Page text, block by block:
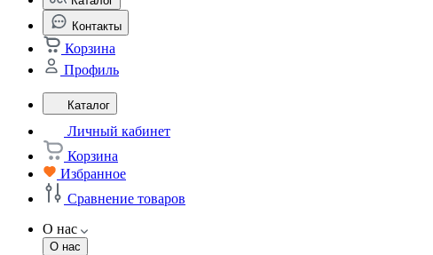
Контакты
Корзина
Профиль
Каталог
Личный кабинет
Корзина
Избранное
Сравнение товаров
О нас
О нас